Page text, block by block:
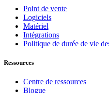
Point de vente
Logiciels
Matériel
Intégrations
Politique de durée de vie
Ressources
Centre de ressources
Blogue